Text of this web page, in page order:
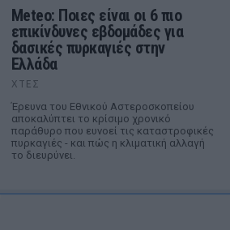
Meteo: Ποιες είναι οι 6 πιο
επικίνδυνες εβδομάδες για
δασικές πυρκαγιές στην
Ελλάδα
ΧΤΕΣ
Έρευνα του Εθνικού Αστεροσκοπείου
αποκαλύπτει το κρίσιμο χρονικό
παράθυρο που ευνοεί τις καταστροφικές
πυρκαγιές - και πώς η κλιματική αλλαγή
το διευρύνει.